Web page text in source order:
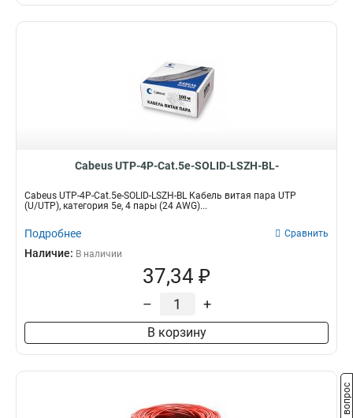
Cabeus UTP-4P-Cat.5e-SOLID-LSZH-BL-
Cabeus UTP-4P-Cat.5e-SOLID-LSZH-BL Кабель витая пара UTP
(U/UTP), категория 5e, 4 пары (24 AWG)...
Подробнее Сравнить
Наличие: В наличии
37,34 ₽
– +
В корзину